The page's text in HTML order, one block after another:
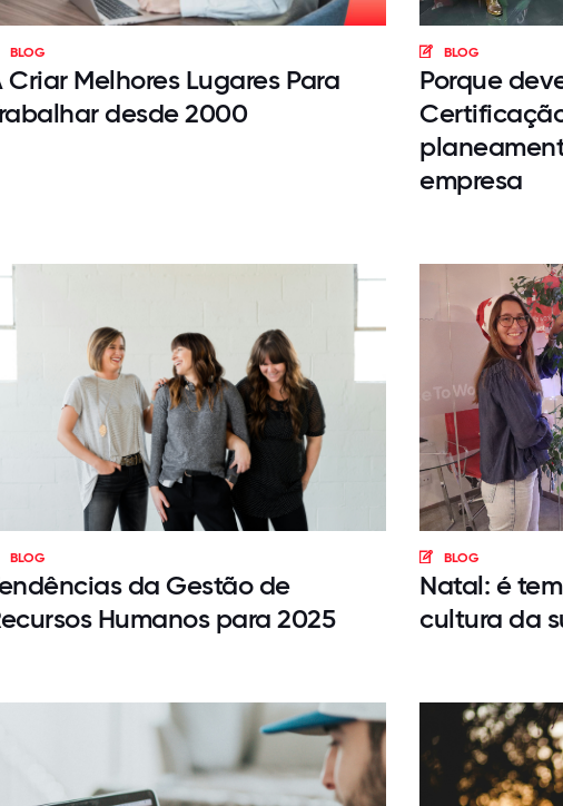
BLOG
Criar Melhores Lugares Para
desde 2000
BLOG
Porque
empresa
BLOG
da Gestão de
Humanos para 2025
BLOG
Natal: é
cultura da